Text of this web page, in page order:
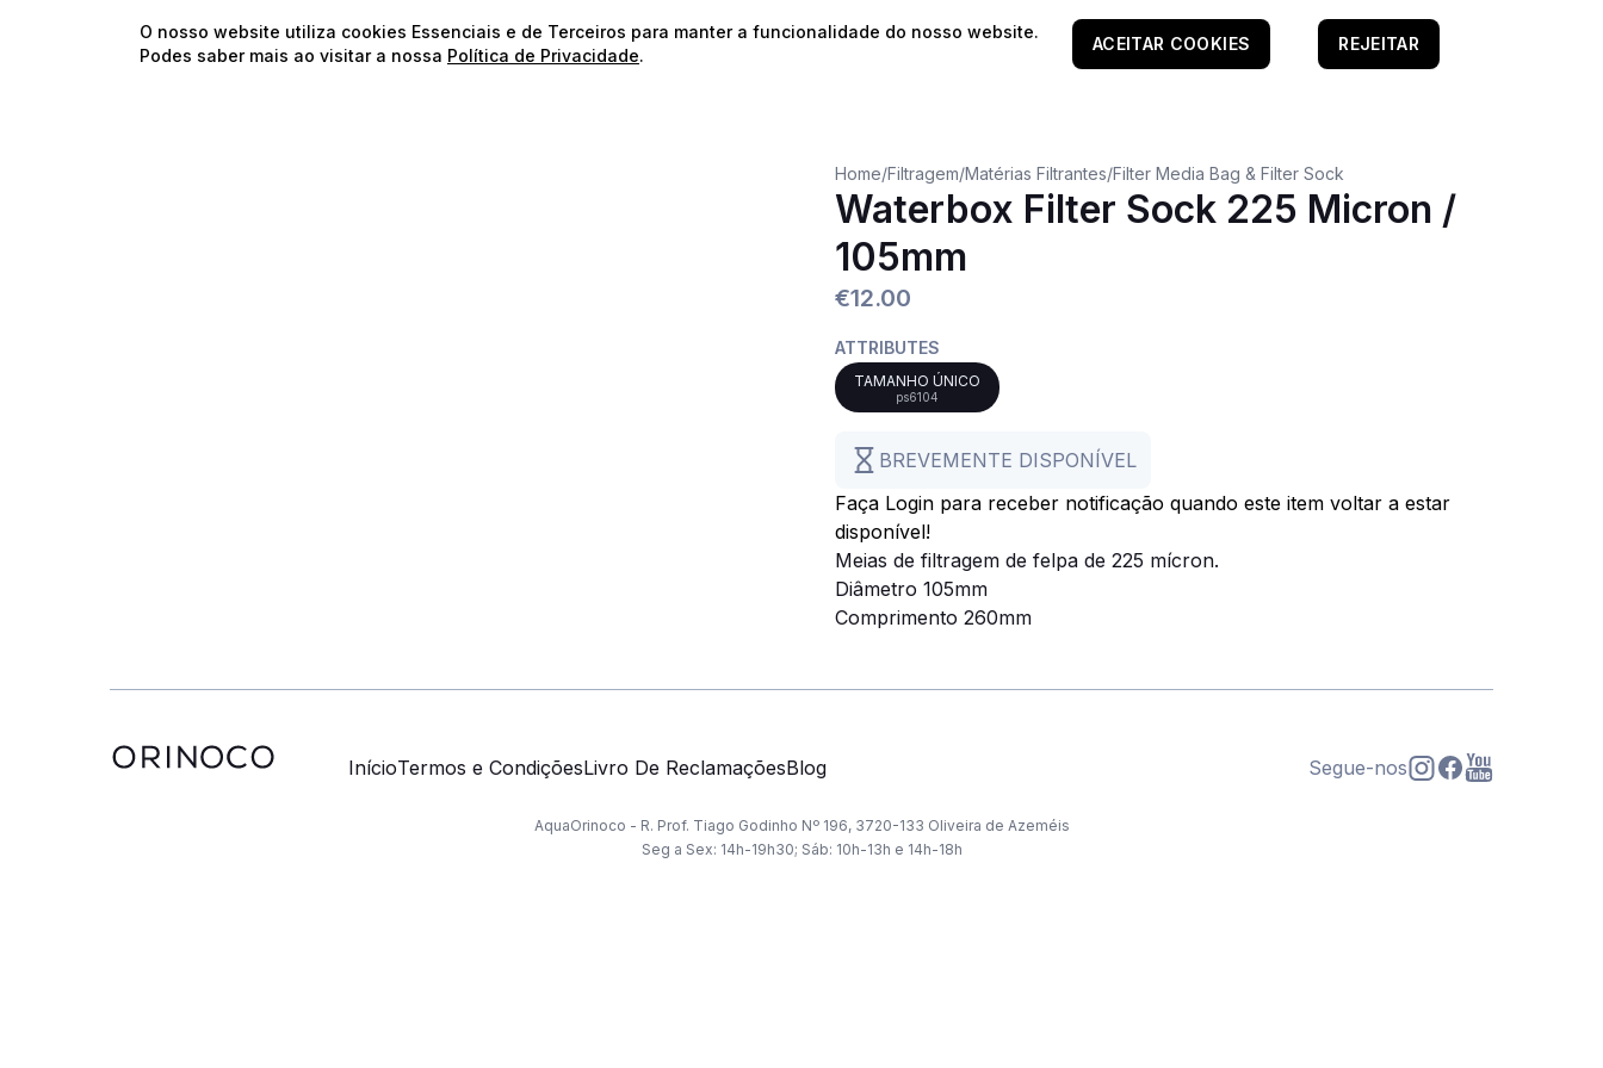
⭐️Envios Gratuitos para encomendas acima de 60€!*⭐️
Home/Filtragem/Matérias Filtrantes/Filter Media Bag & Filter Sock
Waterbox Filter Sock 225 Micron /
105mm
€12.00
ATTRIBUTES
TAMANHO ÚNICO
ps6104
BREVEMENTE DISPONÍVEL
Faça Login para receber notificação quando este item voltar a estar
disponível!
Meias de filtragem de felpa de 225 mícron.
Diâmetro 105mm
Comprimento 260mm
InícioTermos e CondiçõesLivro De ReclamaçõesBlog Segue-nos
AquaOrinoco - R. Prof. Tiago Godinho Nº 196, 3720-133 Oliveira de Azeméis
Seg a Sex: 14h-19h30; Sáb: 10h-13h e 14h-18h
O nosso website utiliza cookies Essenciais e de Terceiros para manter a funcionalidade do nosso website.
Podes saber mais ao visitar a nossa Política de Privacidade.
ACEITAR COOKIES REJEITAR